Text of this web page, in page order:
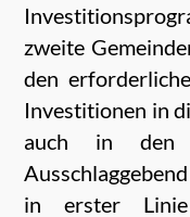
zweite
den
Investitionen in
auch in den
in erster Linie